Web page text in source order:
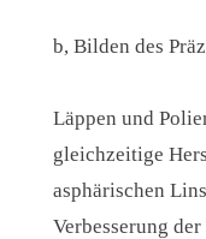
b, Bilden des
Läppen und
gleichzeitige
asphärischen
Verbesserung